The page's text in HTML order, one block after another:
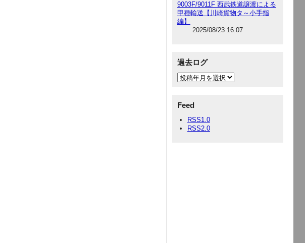
9003F/9011F 西武鉄道譲渡による
甲種輸送【川崎貨物タ～小手指
編】
2025/08/23 16:07
過去ログ
Feed
RSS1.0
RSS2.0